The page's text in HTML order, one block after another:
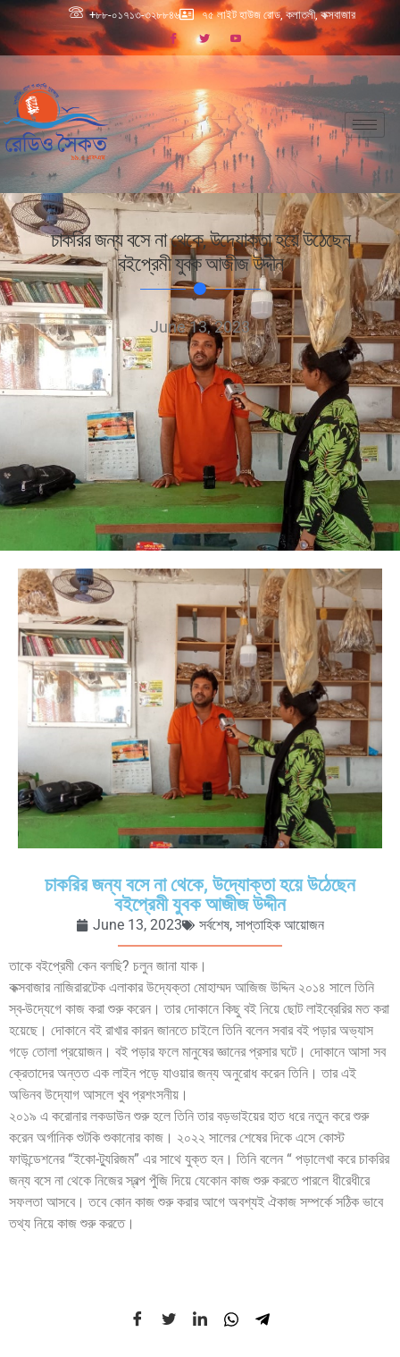
+৮৮-০১৭১৩-৩২৮৮৪৬ ৭৫ লাইট হাউজ রোড, কলাতলী, কক্সবাজার
চাকরির জন্য বসে না থেকে, উদ্যোক্তা হয়ে উঠেছেন
বইপ্রেমী যুবক আজীজ উদ্দীন
June 13, 2023
চাকরির জন্য বসে না থেকে, উদ্যোক্তা হয়ে উঠেছেন
বইপ্রেমী যুবক আজীজ উদ্দীন
June 13, 2023 সর্বশেষ, সাপ্তাহিক আয়োজন
তাকে বইপ্রেমী কেন বলছি? চলুন জানা যাক।
কক্সবাজার নাজিরারটেক এলাকার উদ্যেক্তা মোহাম্মদ আজিজ উদ্দিন ২০১৪ সালে তিনি
স্ব-উদ্যেগে কাজ করা শুরু করেন। তার দোকানে কিছু বই নিয়ে ছোট লাইব্রেরির মত করা
হয়েছে। দোকানে বই রাখার কারন জানতে চাইলে তিনি বলেন সবার বই পড়ার অভ্যাস
গড়ে তোলা প্রয়োজন। বই পড়ার ফলে মানুষের জ্ঞানের প্রসার ঘটে। দোকানে আসা সব
ক্রেতাদের অন্তত এক লাইন পড়ে যাওয়ার জন্য অনুরোধ করেন তিনি। তার এই
অভিনব উদ্যোগ আসলে খুব প্রশংসনীয়।
২০১৯ এ করোনার লকডাউন শুরু হলে তিনি তার বড়ভাইয়ের হাত ধরে নতুন করে শুরু
করেন অর্গানিক শুটকি শুকানোর কাজ। ২০২২ সালের শেষের দিকে এসে কোস্ট
ফাউন্ডেশনের “ইকো-ট্যুরিজম” এর সাথে যুক্ত হন। তিনি বলেন “ পড়ালেখা করে চাকরির
জন্য বসে না থেকে নিজের স্বল্প পুঁজি দিয়ে যেকোন কাজ শুরু করতে পারলে ধীরেধীরে
সফলতা আসবে। তবে কোন কাজ শুরু করার আগে অবশ্যই ঐকাজ সম্পর্কে সঠিক ভাবে
তথ্য নিয়ে কাজ শুরু করতে।